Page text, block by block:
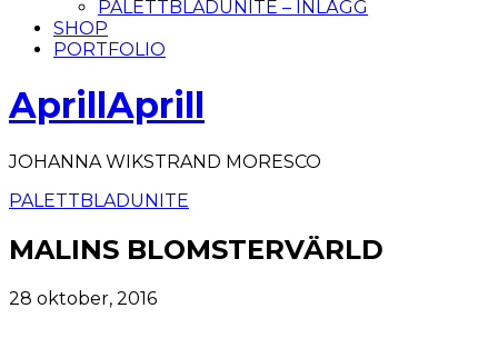
PALETTBLADUNITE – INLÄGG
SHOP
PORTFOLIO
AprillAprill
JOHANNA WIKSTRAND MORESCO
PALETTBLADUNITE
MALINS BLOMSTERVÄRLD
28 oktober, 2016